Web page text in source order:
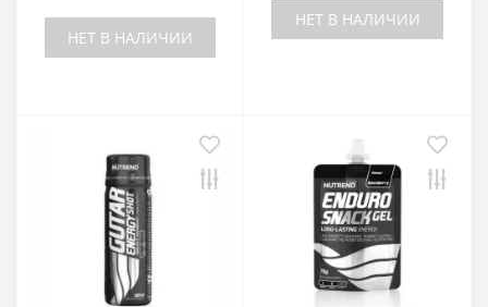
НЕТ В НАЛИЧИИ
НЕТ В НАЛИЧИИ